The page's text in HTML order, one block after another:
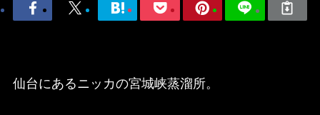
仙台にあるニッカの宮城峡蒸溜所。